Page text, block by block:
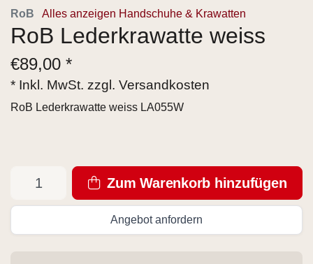
RoB Alles anzeigen Handschuhe & Krawatten
RoB Lederkrawatte weiss
€89,00 *
* Inkl. MwSt. zzgl. Versandkosten
RoB Lederkrawatte weiss LA055W
Zum Warenkorb hinzufügen
Angebot anfordern